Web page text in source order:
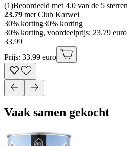
(1)Beoordeeld met 4.0 van de 5
23.79 met Club Karwei
30% korting30% korting
30% korting, voordeelprijs: 23.79
33.99
Prijs: 33.99 euro
Vaak samen gekocht